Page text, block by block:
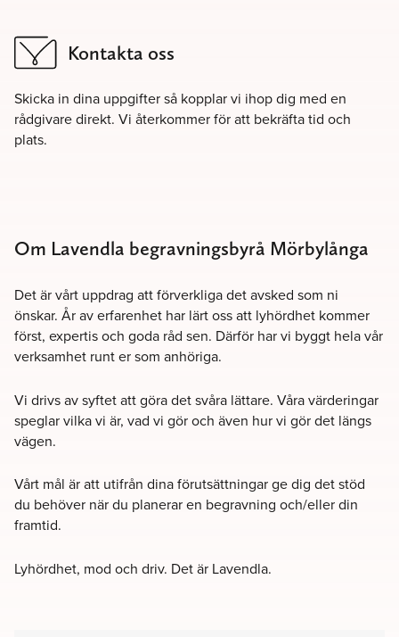
Kontakta oss
Skicka in dina uppgifter så kopplar vi ihop dig med en
rådgivare direkt. Vi återkommer för att bekräfta tid och
plats.
Om Lavendla begravningsbyrå Mörbylånga
Det är vårt uppdrag att förverkliga det avsked som ni
önskar. År av erfarenhet har lärt oss att lyhördhet kommer
först, expertis och goda råd sen. Därför har vi byggt hela vår
verksamhet runt er som anhöriga.
Vi drivs av syftet att göra det svåra lättare. Våra värderingar
speglar vilka vi är, vad vi gör och även hur vi gör det längs
vägen.
Vårt mål är att utifrån dina förutsättningar ge dig det stöd
du behöver när du planerar en begravning och/eller din
framtid.
Lyhördhet, mod och driv. Det är Lavendla.